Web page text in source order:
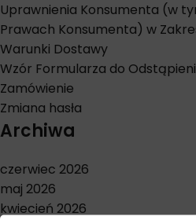
Uprawnienia Konsumenta (w
Prawach Konsumenta) w
Warunki Dostawy
Wzór Formularza do
Zamówienie
Zmiana hasła
Archiwa
czerwiec 2026
maj 2026
kwiecień 2026